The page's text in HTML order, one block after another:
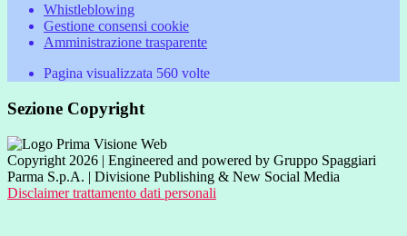
Whistleblowing
Gestione consensi cookie
Amministrazione trasparente
Pagina visualizzata 560 volte
Sezione Copyright
Copyright 2026 | Engineered and powered by Gruppo Spaggiari
Parma S.p.A. | Divisione Publishing & New Social Media
Disclaimer trattamento dati personali